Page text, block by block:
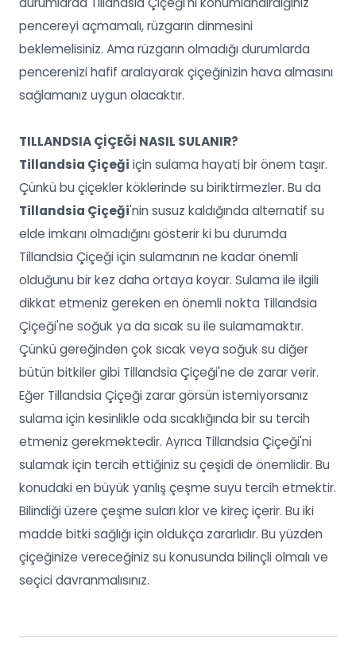
pencereyi açmamalı, rüzgarın dinmesini
beklemelisiniz. Ama rüzgarın olmadığı durumlarda
pencerenizi hafif aralayarak çiçeğinizin hava almasını
sağlamanız uygun olacaktır.
TILLANDSIA ÇİÇEĞİ NASIL SULANIR?
Tillandsia Çiçeği için sulama hayati bir önem taşır.
Çünkü bu çiçekler köklerinde su biriktirmezler. Bu da
Tillandsia Çiçeği'nin susuz kaldığında alternatif su
elde imkanı olmadığını gösterir ki bu durumda
Tillandsia Çiçeği için sulamanın ne kadar önemli
olduğunu bir kez daha ortaya koyar. Sulama ile ilgili
dikkat etmeniz gereken en önemli nokta Tillandsia
Çiçeği'ne soğuk ya da sıcak su ile sulamamaktır.
Çünkü gereğinden çok sıcak veya soğuk su diğer
bütün bitkiler gibi Tillandsia Çiçeği'ne de zarar verir.
Eğer Tillandsia Çiçeği zarar görsün istemiyorsanız
sulama için kesinlikle oda sıcaklığında bir su tercih
etmeniz gerekmektedir. Ayrıca Tillandsia Çiçeği'ni
sulamak için tercih ettiğiniz su çeşidi de önemlidir. Bu
konudaki en büyük yanlış çeşme suyu tercih etmektir.
Bilindiği üzere çeşme suları klor ve kireç içerir. Bu iki
madde bitki sağlığı için oldukça zararlıdır. Bu yüzden
çiçeğinize vereceğiniz su konusunda bilinçli olmalı ve
seçici davranmalısınız.